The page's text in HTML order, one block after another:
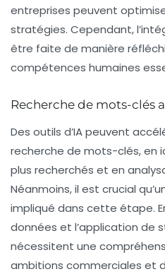
entreprises peuvent
stratégies. Cependant,
être faite de manière
compétences humaines
Recherche de mots-clés
Des outils d’IA peuvent
recherche de mots-clés, en
plus recherchés et en
Néanmoins, il est crucial
impliqué dans cette étape.
données et l’application de
nécessitent une
ambitions commerciales et